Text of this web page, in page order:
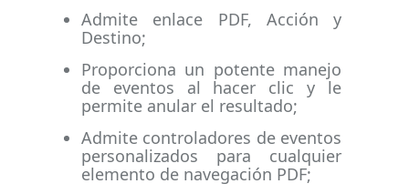
Admite enlace PDF, Acción y
Destino;
Proporciona un potente manejo
de eventos al hacer clic y le
permite anular el resultado;
Admite controladores de eventos
personalizados para cualquier
elemento de navegación PDF;